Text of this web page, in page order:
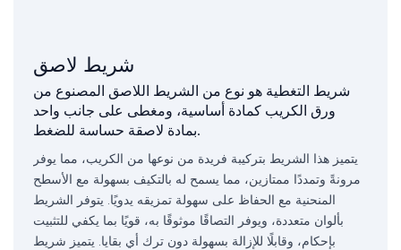
شريط لاصق
شريط التغطية هو نوع من الشريط اللاصق المصنوع من
ورق الكريب كمادة أساسية، ومغطى على جانب واحد
بمادة لاصقة حساسة للضغط.
يتميز هذا الشريط بتركيبة فريدة من نوعها من الكريب، مما يوفر
مرونةً وتمددًا ممتازين، مما يسمح له بالتكيف بسهولة مع الأسطح
المنحنية مع الحفاظ على سهولة تمزيقه يدويًا. يتوفر الشريط
بألوان متعددة، ويوفر التصاقًا موثوقًا به، قويًا بما يكفي للتثبيت
بإحكام، وقابلًا للإزالة بسهولة دون ترك أي بقايا. يتميز شريط